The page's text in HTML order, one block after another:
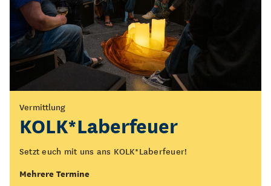
Vermittlung
KOLK*Laberfeuer
Setzt euch mit uns ans KOLK*Laberfeuer!
Mehrere Termine
Führung
Öffentliche Führung
durch die Ausstellung
„Figurentheater - Spiel